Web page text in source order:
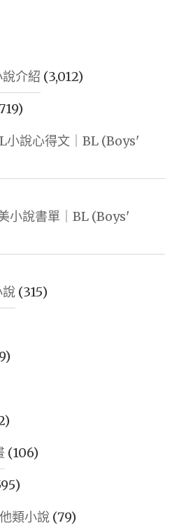
介紹 (3,012)
小說心得文｜BL (Boys'
小說書單｜BL (Boys'
(315)
(106)
類小說 (79)